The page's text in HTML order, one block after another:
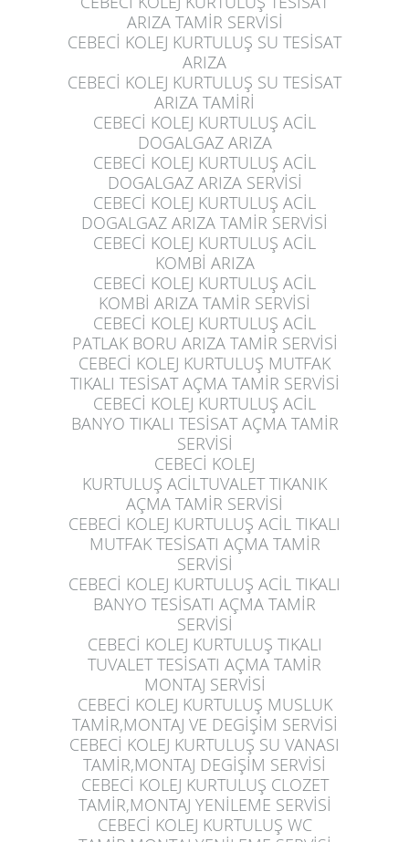
ARIZA TAMİR SERVİSİ
CEBECİ KOLEJ KURTULUŞ SU TESİSAT
ARIZA
CEBECİ KOLEJ KURTULUŞ SU TESİSAT
ARIZA TAMİRİ
CEBECİ KOLEJ KURTULUŞ ACİL
DOGALGAZ ARIZA
CEBECİ KOLEJ KURTULUŞ ACİL
DOGALGAZ ARIZA SERVİSİ
CEBECİ KOLEJ KURTULUŞ ACİL
DOGALGAZ ARIZA TAMİR SERVİSİ
CEBECİ KOLEJ KURTULUŞ ACİL
KOMBİ ARIZA
CEBECİ KOLEJ KURTULUŞ ACİL
KOMBİ ARIZA TAMİR SERVİSİ
CEBECİ KOLEJ KURTULUŞ ACİL
PATLAK BORU ARIZA TAMİR SERVİSİ
CEBECİ KOLEJ KURTULUŞ MUTFAK
TIKALI TESİSAT AÇMA TAMİR SERVİSİ
CEBECİ KOLEJ KURTULUŞ ACİL
BANYO TIKALI TESİSAT AÇMA TAMİR
SERVİSİ
CEBECİ KOLEJ
KURTULUŞ ACİLTUVALET TIKANIK
AÇMA TAMİR SERVİSİ
CEBECİ KOLEJ KURTULUŞ ACİL TIKALI
MUTFAK TESİSATI AÇMA TAMİR
SERVİSİ
CEBECİ KOLEJ KURTULUŞ ACİL TIKALI
BANYO TESİSATI AÇMA TAMİR
SERVİSİ
CEBECİ KOLEJ KURTULUŞ TIKALI
TUVALET TESİSATI AÇMA TAMİR
MONTAJ SERVİSİ
CEBECİ KOLEJ KURTULUŞ MUSLUK
TAMİR,MONTAJ VE DEGİŞİM SERVİSİ
CEBECİ KOLEJ KURTULUŞ SU VANASI
TAMİR,MONTAJ DEGİŞİM SERVİSİ
CEBECİ KOLEJ KURTULUŞ CLOZET
TAMİR,MONTAJ YENİLEME SERVİSİ
CEBECİ KOLEJ KURTULUŞ WC